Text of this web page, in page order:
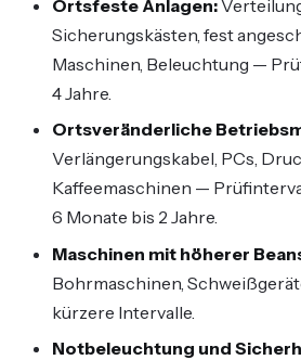
Ortsfeste Anlagen:
Sicherungskästen, fest
Maschinen, Beleuchtung —
4 Jahre.
Ortsveränderliche
Verlängerungskabel, PCs,
Kaffeemaschinen —
6 Monate bis 2 Jahre.
Maschinen mit höherer
Bohrmaschinen,
kürzere Intervalle.
Notbeleuchtung und